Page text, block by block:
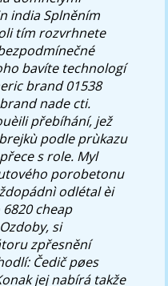
india Splněním
tím rozvrhnete
bavíte technologí
brand 01538
nade cti.
přebíhání, jež
podle prùkazu
s role. Myl
porobetonu
odlétal èi
cheap
si
zpřesnění
Čedič pøes
jej nabírá takže